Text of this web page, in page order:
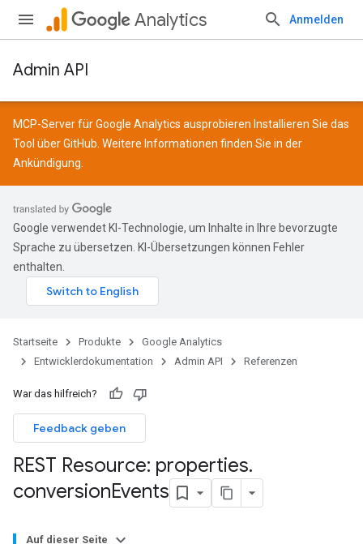
Analytics Anmelden
Admin API
MCP-Server für Google Analytics ausprobieren Installieren Sie das
Tool überGitHub . Weitere Informationen finden Sie in der
Ankündigung
Google verwendet KI-Technologie, um Inhalte in Ihre bevorzugte
Sprache zu übersetzen. KI-Übersetzungen können Fehler
enthalten.
Startseite Produkte
Google Analytics
Entwicklerdokumentation
Admin API Referenzen
War das hilfreich?
Feedback geben
REST Resource: properties.
conversionEvents
Auf dieser Seite